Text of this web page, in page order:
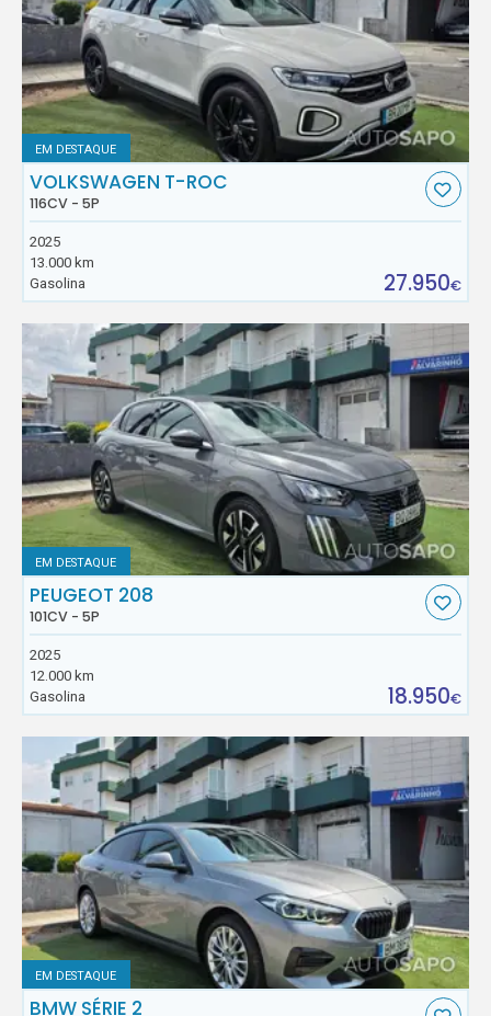
EM DESTAQUE
VOLKSWAGEN T-ROC
116CV - 5P
2025
13.000 km
Gasolina
27.950€
EM DESTAQUE
PEUGEOT 208
101CV - 5P
2025
12.000 km
Gasolina
18.950€
EM DESTAQUE
BMW SÉRIE 2